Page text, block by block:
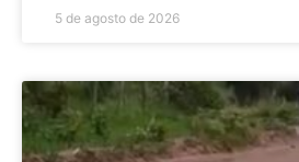
5 de agosto de 2026